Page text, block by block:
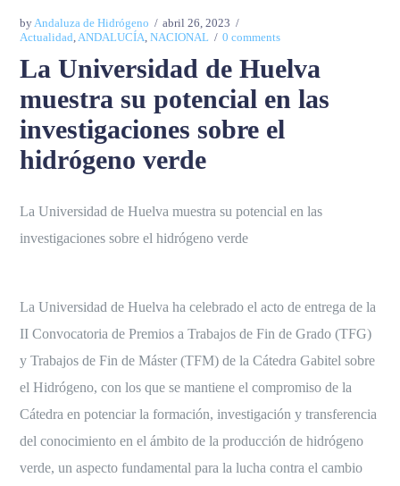
byAndaluza de Hidrógeno
abril 26, 2023
Actualidad,ANDALUCÍA,NACIONAL 0 comments
La Universidad de Huelva
muestra su potencial en las
investigaciones sobre el
hidrógeno verde
La Universidad de Huelva muestra su potencial en las
investigaciones sobre el hidrógeno verde
La Universidad de Huelva ha celebrado el acto de entrega de la
II Convocatoria de Premios a Trabajos de Fin de Grado (TFG)
y Trabajos de Fin de Máster (TFM) de la Cátedra Gabitel sobre
el Hidrógeno, con los que se mantiene el compromiso de la
Cátedra en potenciar la formación, investigación y transferencia
del conocimiento en el ámbito de la producción de hidrógeno
verde, un aspecto fundamental para la lucha contra el cambio